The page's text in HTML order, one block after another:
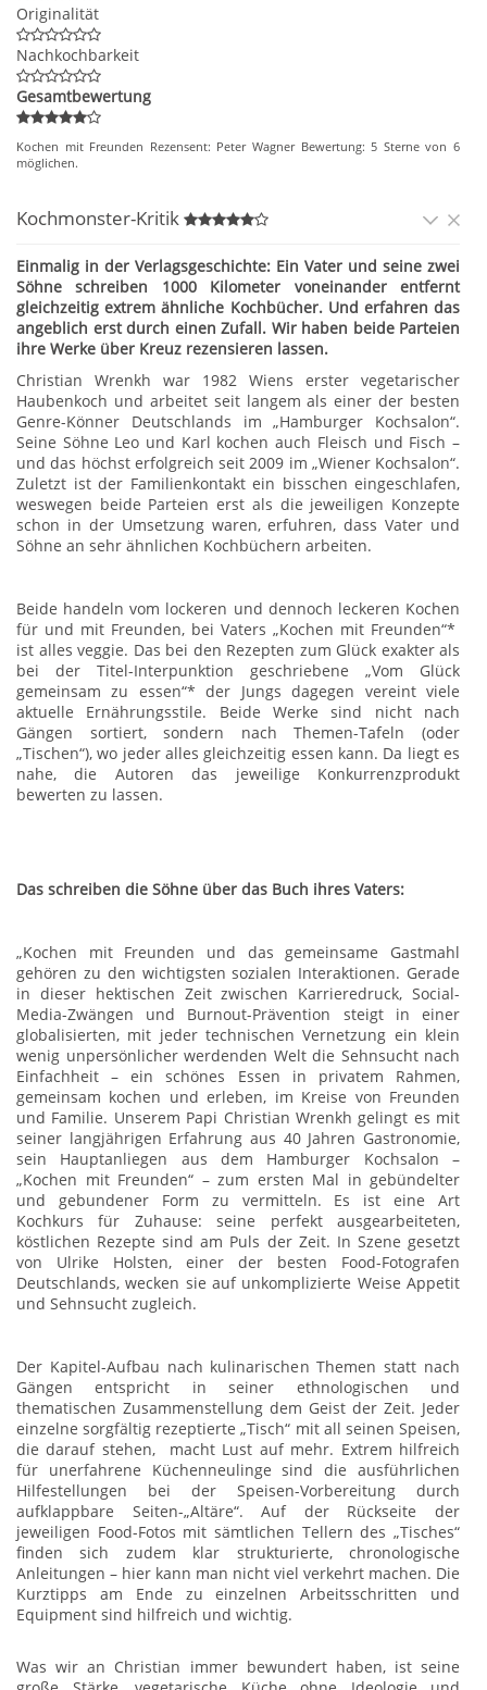
Originalität
Nachkochbarkeit
Gesamtbewertung
Kochen mit Freunden Rezensent: Peter Wagner Bewertung: 5 Sterne von6
möglichen.
Kochmonster-Kritik
Einmalig in der Verlagsgeschichte: Ein Vater und seine zwei
Söhne schreiben 1000 Kilometer voneinander entfernt
gleichzeitig extrem ähnliche Kochbücher. Und erfahren das
angeblich erst durch einen Zufall. Wir haben beide Parteien
ihre Werke über Kreuz rezensieren lassen.
Christian Wrenkh war 1982 Wiens erster vegetarischer
Haubenkoch und arbeitet seit langem als einer der besten
Genre-Könner Deutschlands im „Hamburger Kochsalon“.
Seine Söhne Leo und Karl kochen auch Fleisch und Fisch –
und das höchst erfolgreich seit 2009 im „Wiener Kochsalon“.
Zuletzt ist der Familienkontakt ein bisschen eingeschlafen,
weswegen beide Parteien erst als die jeweiligen Konzepte
schon in der Umsetzung waren, erfuhren, dass Vater und
Söhne an sehr ähnlichen Kochbüchern arbeiten.
Beide handeln vom lockeren und dennoch leckeren Kochen
für und mit Freunden, bei Vaters „Kochen mit Freunden“*
ist alles veggie. Das bei den Rezepten zum Glück exakter als
bei der Titel-Interpunktion geschriebene „Vom Glück
gemeinsam zu essen“* der Jungs dagegen vereint viele
aktuelle Ernährungsstile. Beide Werke sind nicht nach
Gängen sortiert, sondern nach Themen-Tafeln (oder
„Tischen“), wo jeder alles gleichzeitig essen kann. Da liegt es
nahe, die Autoren das jeweilige Konkurrenzprodukt
bewerten zu lassen.
Das schreiben die Söhne über das Buch ihres Vaters:
„Kochen mit Freunden und das gemeinsame Gastmahl
gehören zu den wichtigsten sozialen Interaktionen. Gerade
in dieser hektischen Zeit zwischen Karrieredruck, Social-
Media-Zwängen und Burnout-Prävention steigt in einer
globalisierten, mit jeder technischen Vernetzung ein klein
wenig unpersönlicher werdenden Welt die Sehnsucht nach
Einfachheit – ein schönes Essen in privatem Rahmen,
gemeinsam kochen und erleben, im Kreise von Freunden
und Familie. Unserem Papi Christian Wrenkh gelingt es mit
seiner langjährigen Erfahrung aus 40 Jahren Gastronomie,
sein Hauptanliegen aus dem Hamburger Kochsalon –
„Kochen mit Freunden“ – zum ersten Mal in gebündelter
und gebundener Form zu vermitteln. Es ist eine Art
Kochkurs für Zuhause: seine perfekt ausgearbeiteten,
köstlichen Rezepte sind am Puls der Zeit. In Szene gesetzt
von Ulrike Holsten, einer der besten Food-Fotografen
Deutschlands, wecken sie auf unkomplizierte Weise Appetit
und Sehnsucht zugleich.
Der Kapitel-Aufbau nach kulinarischen Themen statt nach
Gängen entspricht in seiner ethnologischen und
thematischen Zusammenstellung dem Geist der Zeit. Jeder
einzelne sorgfältig rezeptierte „Tisch“ mit all seinen Speisen,
die darauf stehen, macht Lust auf mehr. Extrem hilfreich
für unerfahrene Küchenneulinge sind die ausführlichen
Hilfestellungen bei der Speisen-Vorbereitung durch
aufklappbare Seiten-„Altäre“. Auf der Rückseite der
jeweiligen Food-Fotos mit sämtlichen Tellern des „Tisches“
finden sich zudem klar strukturierte, chronologische
Anleitungen – hier kann man nicht viel verkehrt machen. Die
Kurztipps am Ende zu einzelnen Arbeitsschritten und
Equipment sind hilfreich und wichtig.
Was wir an Christian immer bewundert haben, ist seine